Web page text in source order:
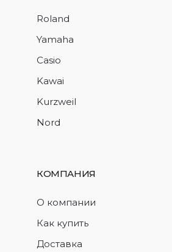
Roland
Yamaha
Casio
Kawai
Kurzweil
Nord
КОМПАНИЯ
О компании
Как купить
Доставка